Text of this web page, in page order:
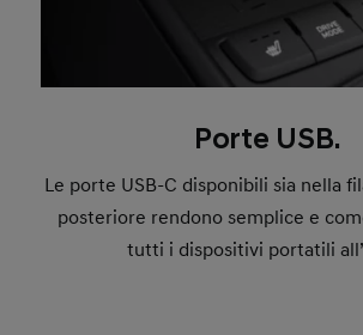
Porte USB.
Le porte USB-C disponibili sia nella
posteriore rendono semplice e
tutti i dispositivi portatili